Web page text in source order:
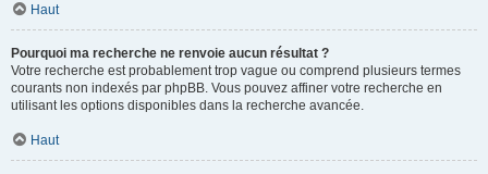
Haut
Pourquoi ma recherche ne renvoie aucun résultat ?
Votre recherche est probablement trop vague ou comprend plusieurs termes
courants non indexés par phpBB. Vous pouvez affiner votre recherche en
utilisant les options disponibles dans la recherche avancée.
Haut